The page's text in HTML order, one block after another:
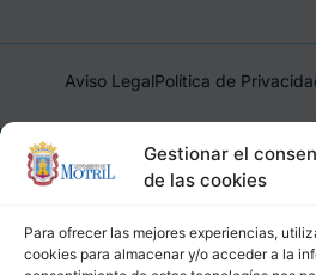
Gestionar el
de las cookies
Para ofrecer las mejores experiencias,
cookies para almacenar y/o acceder a la
Aviso LegalPolítica de
Ayuntamiento de Motril, Plaza de
(Granada), CIF: P1814200J,